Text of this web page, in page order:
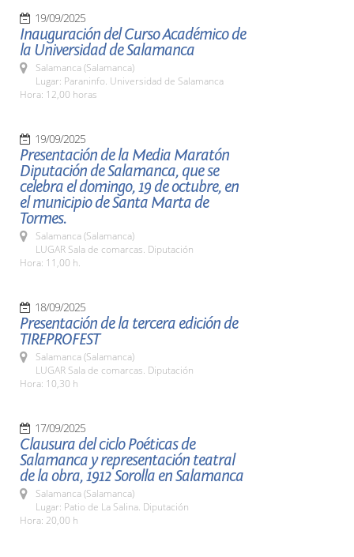
19/09/2025
Inauguración del Curso Académico de
la Universidad de Salamanca
Salamanca (Salamanca)
Lugar: Paraninfo. Universidad de Salamanca
Hora: 12,00 horas
19/09/2025
Presentación de la Media Maratón
Diputación de Salamanca, que se
celebra el domingo, 19 de octubre, en
el municipio de Santa Marta de
Tormes.
Salamanca (Salamanca)
LUGAR Sala de comarcas. Diputación
Hora: 11,00 h.
18/09/2025
Presentación de la tercera edición de
TIREPROFEST
Salamanca (Salamanca)
LUGAR Sala de comarcas. Diputación
Hora: 10,30 h
17/09/2025
Clausura del ciclo Poéticas de
Salamanca y representación teatral
de la obra, 1912 Sorolla en Salamanca
Salamanca (Salamanca)
Lugar: Patio de La Salina. Diputación
Hora: 20,00 h